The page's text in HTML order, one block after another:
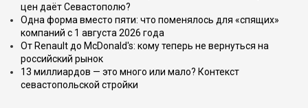
цен даёт Севастополю?
Одна форма вместо пяти: что поменялось для «спящих»
компаний с 1 августа 2026 года
От Renault до McDonald's: кому теперь не вернуться на
российский рынок
13 миллиардов — это много или мало? Контекст
севастопольской стройки